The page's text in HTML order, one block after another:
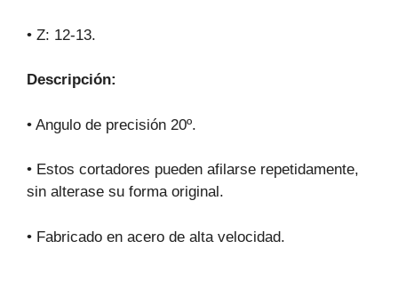
• Z: 12-13.
Descripción:
• Angulo de precisión 20º.
• Estos cortadores pueden afilarse repetidamente,
sin alterase su forma original.
• Fabricado en acero de alta velocidad.